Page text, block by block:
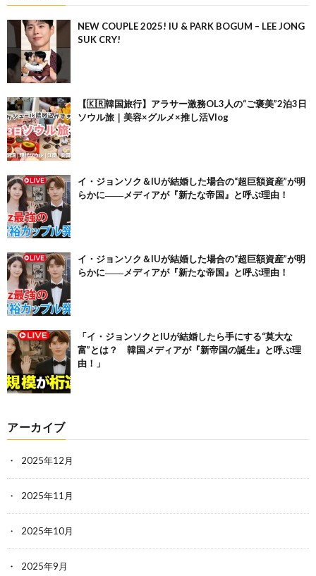
NEW COUPLE 2025! IU & PARK BOGUM – LEE JONG
SUK CRY!
【🇰🇷韓国旅行】アラサー激務OL3人の“ご褒美”2泊3日
ソウル旅｜美容×グルメ×推し活Vlog
イ・ジョンソク＆IUが結婚した場合の“超巨額資産”が明
らかに――メディアが『新たな帝国』と呼ぶ理由！
イ・ジョンソク＆IUが結婚した場合の“超巨額資産”が明
らかに――メディアが『新たな帝国』と呼ぶ理由！
「イ・ジョンソクとIUが結婚したら手にする“莫大な
富”とは？ 韓国メディアが『新帝国の誕生』と呼ぶ理
由！」
アーカイブ
2025年12月
2025年11月
2025年10月
2025年9月